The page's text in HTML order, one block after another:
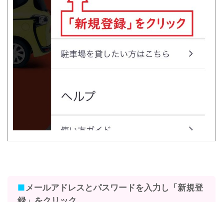
■ メールアドレスとパスワードを入力し「新規登